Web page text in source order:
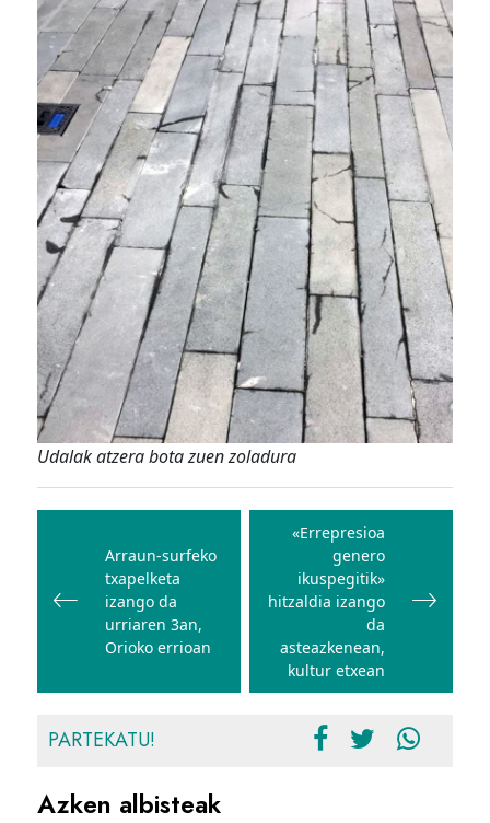
Udalak atzera bota zuen zoladura
Bidalketetan
nabigatuArraun-surfeko
txapelketa
izango da
urriaren 3an,
Orioko errioan
«Errepresioa
genero
ikuspegitik»
hitzaldia izango
da
asteazkenean,
kultur etxean
PARTEKATU!
Azken albisteak